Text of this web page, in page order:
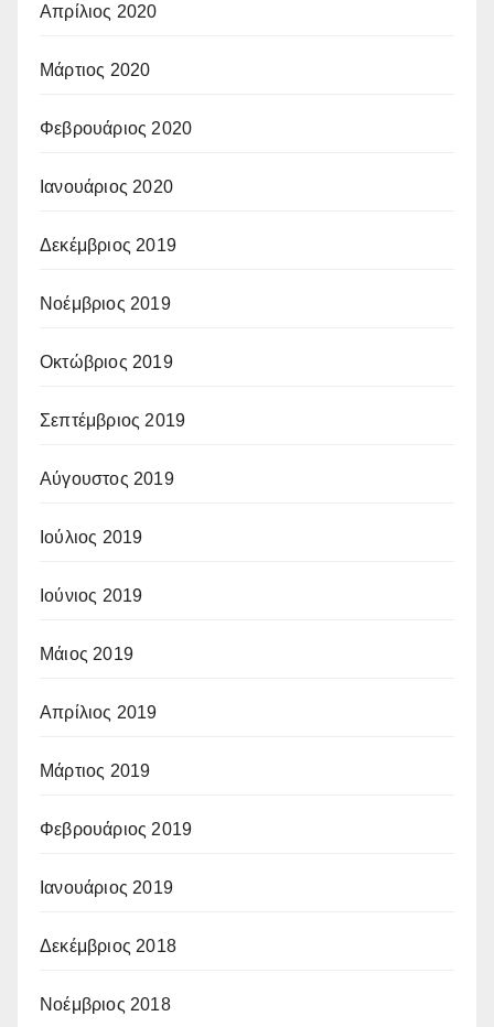
Απρίλιος 2020
Μάρτιος 2020
Φεβρουάριος 2020
Ιανουάριος 2020
Δεκέμβριος 2019
Νοέμβριος 2019
Οκτώβριος 2019
Σεπτέμβριος 2019
Αύγουστος 2019
Ιούλιος 2019
Ιούνιος 2019
Μάιος 2019
Απρίλιος 2019
Μάρτιος 2019
Φεβρουάριος 2019
Ιανουάριος 2019
Δεκέμβριος 2018
Νοέμβριος 2018